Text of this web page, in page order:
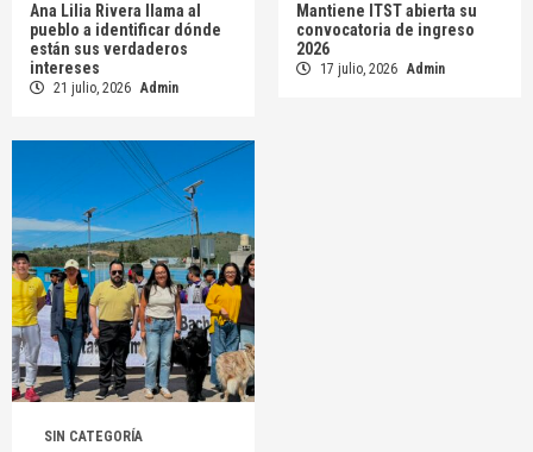
Ana Lilia Rivera llama al
pueblo a identificar dónde
están sus verdaderos
intereses
21 julio, 2026 Admin
Mantiene ITST abierta su
convocatoria de ingreso
2026
17 julio, 2026 Admin
SIN CATEGORÍA